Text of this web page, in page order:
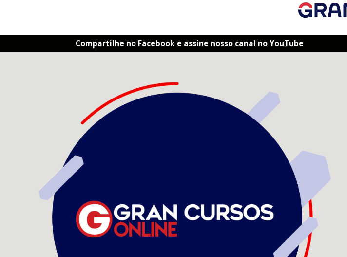
Compartilhe no Facebook e assine nosso canal no YouTube